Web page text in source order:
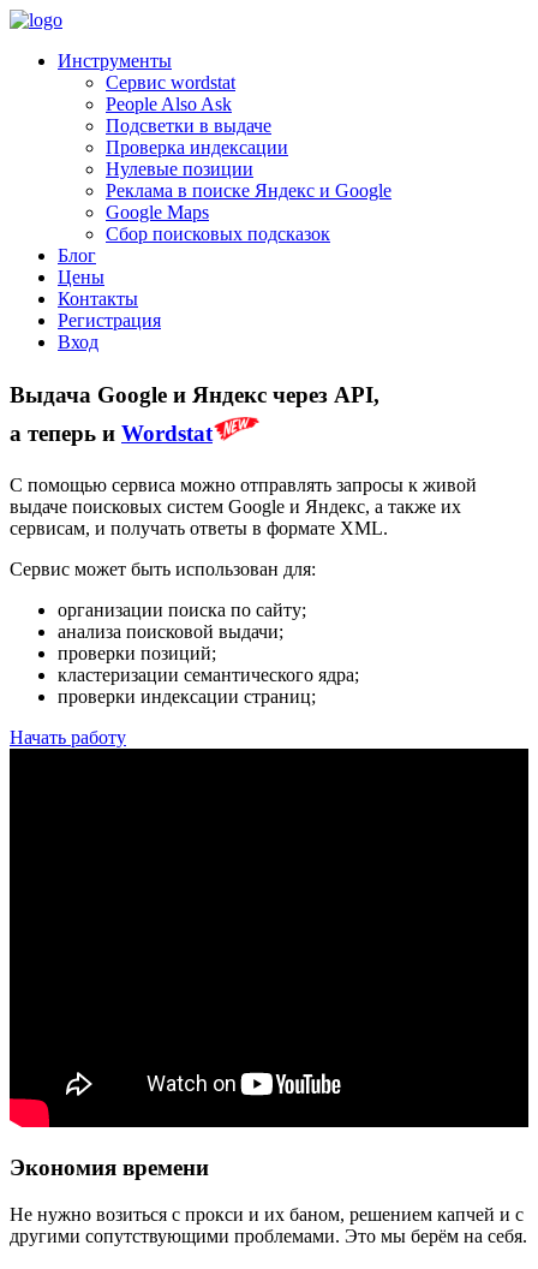
Инструменты
Сервис wordstat
People Also Ask
Подсветки в выдаче
Проверка индексации
Нулевые позиции
Реклама в поиске Яндекс и Google
Google Maps
Сбор поисковых подсказок
Блог
Цены
Контакты
Регистрация
Вход
Выдача Google и Яндекс через API,
а теперь и Wordstat
С помощью сервиса можно отправлять запросы к живой
выдаче поисковых систем Google и Яндекс, а также их
сервисам, и получать ответы в формате XML.
Сервис может быть использован для:
организации поиска по сайту;
анализа поисковой выдачи;
проверки позиций;
кластеризации семантического ядра;
проверки индексации страниц;
Начать работу
Экономия времени
Не нужно возиться с прокси и их баном, решением капчей и с
другими сопутствующими проблемами. Это мы берём на себя.